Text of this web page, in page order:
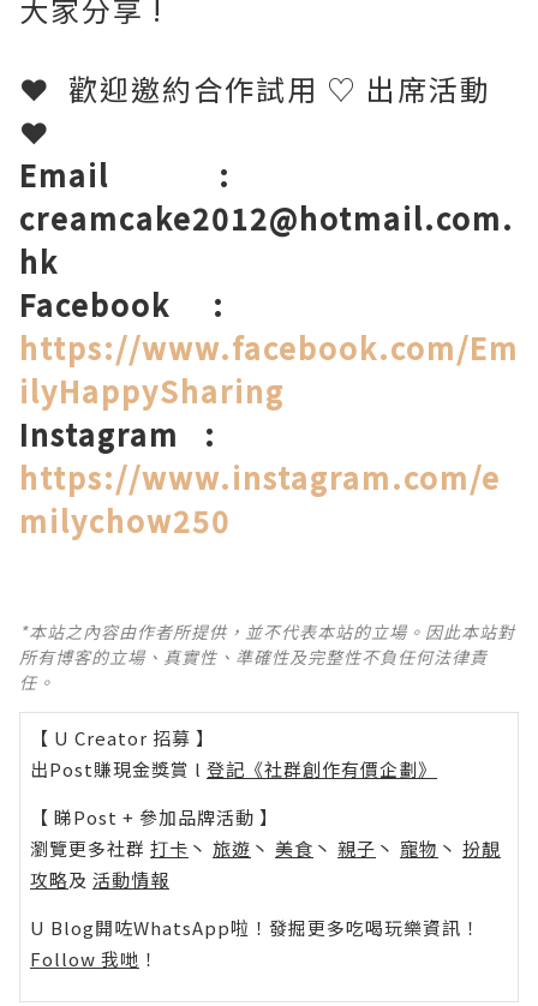
大家分享 !
❤ 歡迎邀約合作試用 ♡ 出席活動
❤
Email
:
creamcake2012@hotmail.com.
hk
Facebook
:
https://www.facebook.com/Em
ilyHappySharing
Instagram
:
https://www.instagram.com/e
milychow250
*本站之內容由作者所提供，並不代表本站的立場。因此本站對
所有博客的立場、真實性、準確性及完整性不負任何法律責
任。
【 U Creator 招募 】
出Post賺現金獎賞 l 登記《社群創作有價企劃》
【 睇Post + 參加品牌活動 】
瀏覽更多社群 打卡 丶 旅遊 丶 美食 丶 親子 丶 寵物 丶 扮靚
攻略及 活動情報
U Blog開咗WhatsApp啦！發掘更多吃喝玩樂資訊！
Follow 我哋 ！